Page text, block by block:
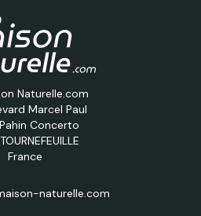
Naturelle.com
Marcel Paul
Concerto
France
naturelle.com